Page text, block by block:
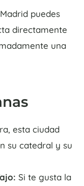
puedes
directamente
una
esta ciudad
su catedral y su
Si te gusta la